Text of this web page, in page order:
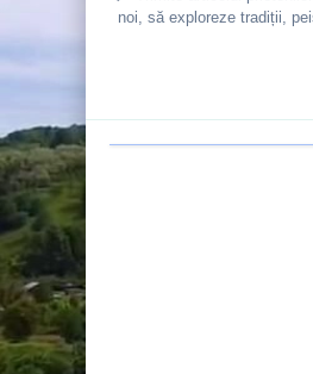
noi, să exploreze tradiții,